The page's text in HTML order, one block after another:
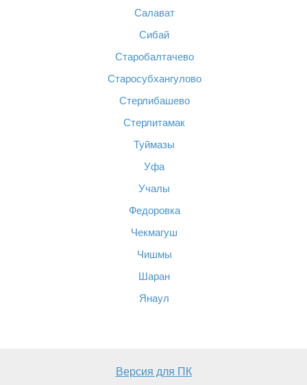
Салават
Сибай
Старобалтачево
Старосубхангулово
Стерлибашево
Стерлитамак
Туймазы
Уфа
Учалы
Федоровка
Чекмагуш
Чишмы
Шаран
Янаул
Версия для ПК